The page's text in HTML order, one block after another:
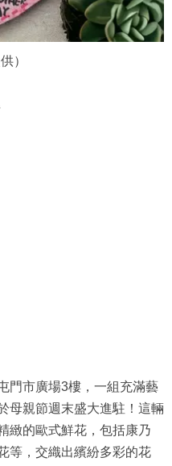
）
門市廣場3樓，一組充滿藝
母親節週末盛大進駐！這輛
緻的歐式鮮花，包括康乃
等，交織出繽紛多彩的花